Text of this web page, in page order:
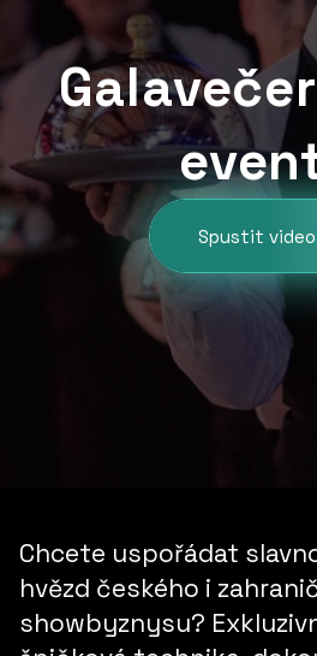
Spustit video
Chcete uspořádat
hvězd českého i
showbyznysu?